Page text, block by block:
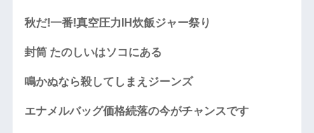
秋だ!一番!真空圧力IH炊飯ジャー祭り
封筒 たのしいはソコにある
鳴かぬなら殺してしまえジーンズ
エナメルバッグ価格続落の今がチャンスです